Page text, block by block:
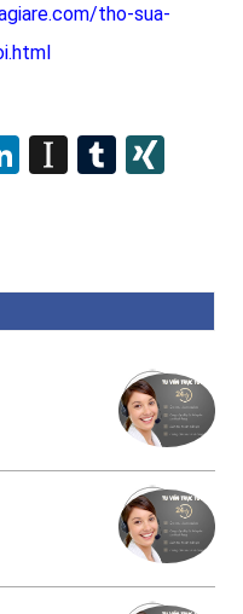
tho-sua-
LinkedInTumblr